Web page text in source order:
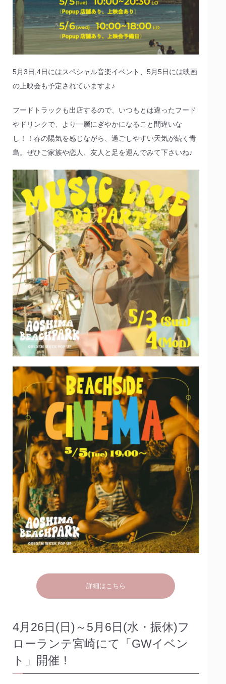
5月3日,4日にはスペシャル音楽イベント、5月5日には映画
の上映会も予定されていますよ♪
フードトラックも出店するので、いつもとは違ったフード
やドリンクで、より一層にぎやかになること間違いな
し！！春の陽気を感じながら、過ごしやすい天気が続く青
島。ぜひご家族や恋人、友人と足を運んでみて下さいね♪
詳細はこちら
4月26日(日)～5月6日(水・振休)フ
ローランテ宮崎にて「GWイベン
ト」開催！